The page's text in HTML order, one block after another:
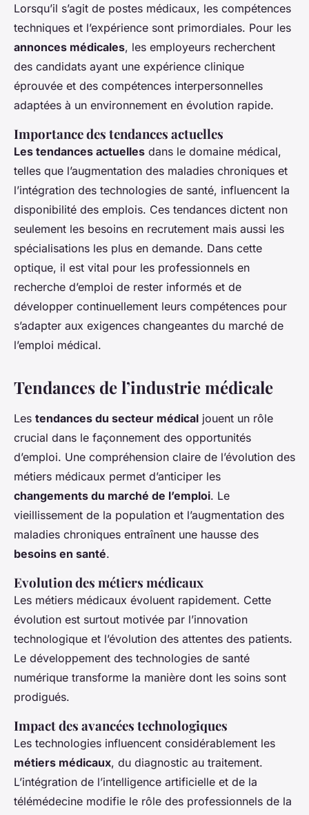
Lorsqu’il s’agit de postes médicaux, les compétences
techniques et l’expérience sont primordiales. Pour les
annonces médicales, les employeurs recherchent
des candidats ayant une expérience clinique
éprouvée et des compétences interpersonnelles
adaptées à un environnement en évolution rapide.
Importance des tendances actuelles
Les tendances actuelles dans le domaine médical,
telles que l’augmentation des maladies chroniques et
l’intégration des technologies de santé, influencent la
disponibilité des emplois. Ces tendances dictent non
seulement les besoins en recrutement mais aussi les
spécialisations les plus en demande. Dans cette
optique, il est vital pour les professionnels en
recherche d’emploi de rester informés et de
développer continuellement leurs compétences pour
s’adapter aux exigences changeantes du marché de
l’emploi médical.
Tendances de l’industrie médicale
Les tendances du secteur médical jouent un rôle
crucial dans le façonnement des opportunités
d’emploi. Une compréhension claire de l’évolution des
métiers médicaux permet d’anticiper les
changements du marché de l’emploi. Le
vieillissement de la population et l’augmentation des
maladies chroniques entraînent une hausse des
besoins en santé.
Evolution des métiers médicaux
Les métiers médicaux évoluent rapidement. Cette
évolution est surtout motivée par l’innovation
technologique et l’évolution des attentes des patients.
Le développement des technologies de santé
numérique transforme la manière dont les soins sont
prodigués.
Impact des avancées technologiques
Les technologies influencent considérablement les
métiers médicaux, du diagnostic au traitement.
L’intégration de l’intelligence artificielle et de la
télémédecine modifie le rôle des professionnels de la